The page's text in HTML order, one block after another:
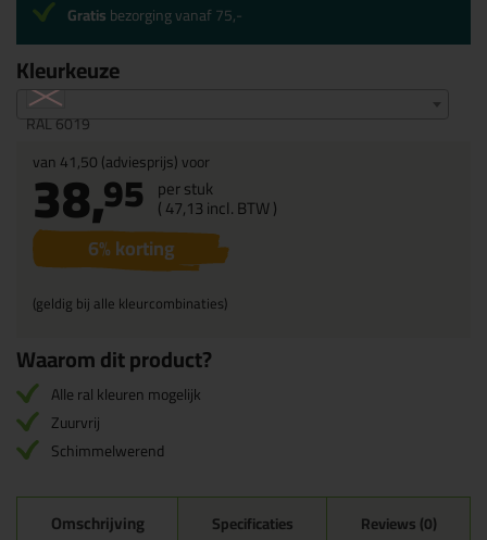
Kleurkeuze
RAL 6019
van41,50(adviesprijs) voor
38,95 per stuk
(47,13incl. BTW )
6% korting
(geldig bij alle kleurcombinaties)
Gratisbezorging vanaf 75,-
Waarom dit product?
Alle ral kleuren mogelijk
Zuurvrij
Schimmelwerend
Omschrijving Specificaties Reviews (0)